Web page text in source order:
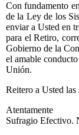
Con fundamento
de la Ley de los
enviar a Usted en
para el Retiro,
Gobierno de la
el amable
Unión.
Reitero a Usted
Atentamente
Sufragio Efectivo.